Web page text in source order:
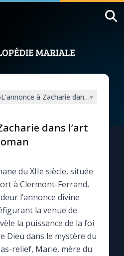
›L’annonce à Zacharie dans l’art
▾
dans l’art
du XIIe siècle, située
à Clermont-Ferrand,
l’annonce divine
la venue de
la puissance de la foi
Dieu dans le mystère du
relief, Marie, mère du